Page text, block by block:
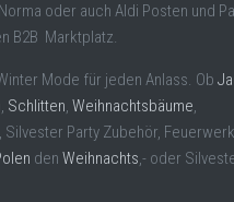
oder auch Aldi Posten und
B2B Marktplatz.
Mode für jeden Anlass. Ob
, Schlitten, Weihnachtsbäume,
Silvester Party Zubehör,
den Weihnachts,- oder